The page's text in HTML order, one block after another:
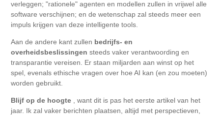
verleggen; "rationele" agenten en modellen zullen in vrijwel alle
software verschijnen; en de wetenschap zal steeds meer een
impuls krijgen van deze intelligente tools.
Aan de andere kant zullen bedrijfs- en
overheidsbeslissingen steeds vaker verantwoording en
transparantie vereisen. Er staan ​​miljarden aan winst op het
spel, evenals ethische vragen over hoe AI kan (en zou moeten)
worden gebruikt.
Blijf op de hoogte , want dit is pas het eerste artikel van het
jaar. Ik zal vaker berichten plaatsen, altijd met perspectieven,